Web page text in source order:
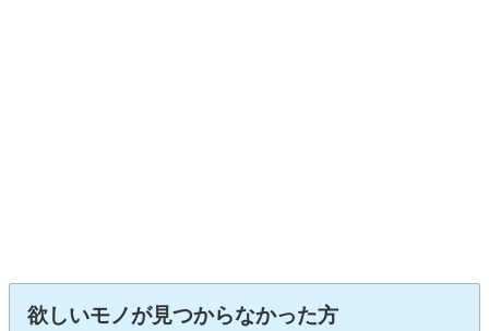
欲しいモノが見つからなかった方